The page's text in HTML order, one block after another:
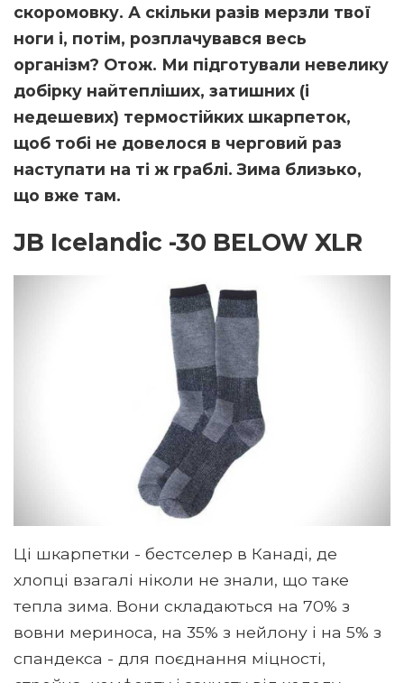
скоромовку. А скільки разів мерзли твої
ноги і, потім, розплачувався весь
організм? Отож. Ми підготували невелику
добірку найтепліших, затишних (і
недешевих) термостійких шкарпеток,
щоб тобі не довелося в черговий раз
наступати на ті ж граблі. Зима близько,
що вже там.
JB Icelandic -30 BELOW XLR
Ці шкарпетки - бестселер в Канаді, де
хлопці взагалі ніколи не знали, що таке
тепла зима. Вони складаються на 70% з
вовни мериноса, на 35% з нейлону і на 5% з
спандекса - для поєднання міцності,